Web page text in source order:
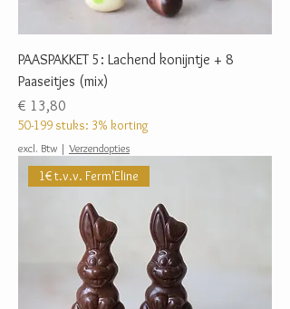
PAASPAKKET 5: Lachend konijntje + 8
Paaseitjes (mix)
Prijs
€ 13,80
50-199 stuks: 3% korting
excl. Btw | Verzendopties
1€ t.v.v. Ferm'Eline